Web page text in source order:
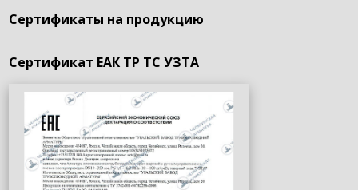
Сертификаты на продукцию
Сертификат ЕАК ТР ТС УЗТА